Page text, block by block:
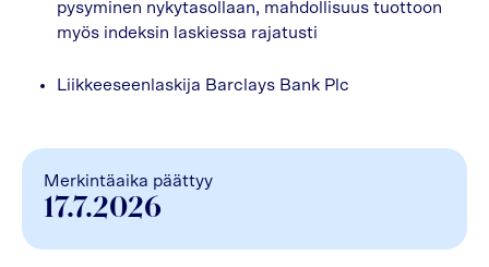
pysyminen nykytasollaan, mahdollisuus tuottoon
myös indeksin laskiessa rajatusti
Liikkeeseenlaskija Barclays Bank Plc
Merkintäaika päättyy
17.7.2026